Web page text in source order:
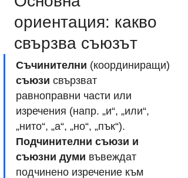
ориентация: какво
свързва съюзът
Съчинителни (координиращи)
съюзи свързват
равноправни части или
изречения (напр. „и“, „или“,
„нито“, „а“, „но“, „пък“).
Подчинителни съюзи и
съюзни думи въвеждат
подчинено изречение към